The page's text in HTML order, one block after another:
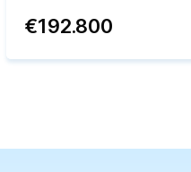
€192.800